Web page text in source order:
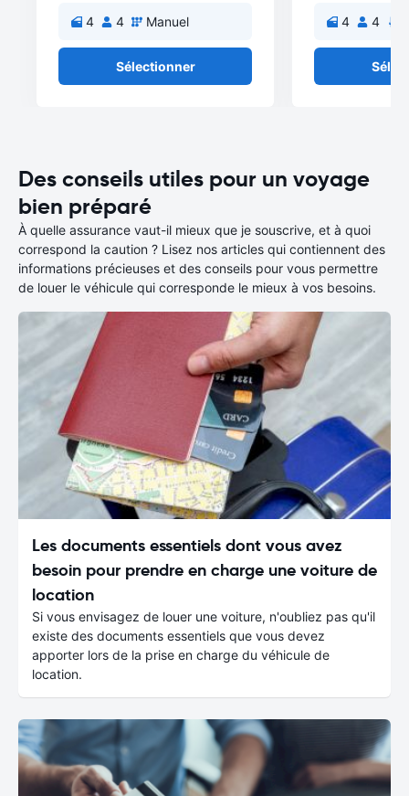
4 4 Manuel
Sélectionner
4 4
Des conseils utiles pour un voyage
bien préparé
À quelle assurance vaut-il mieux que je souscrive, et à quoi
correspond la caution ? Lisez nos articles qui contiennent des
informations précieuses et des conseils pour vous permettre
de louer le véhicule qui corresponde le mieux à vos besoins.
Les documents essentiels dont vous avez
besoin pour prendre en charge une voiture de
location
Si vous envisagez de louer une voiture, n'oubliez pas qu'il
existe des documents essentiels que vous devez
apporter lors de la prise en charge du véhicule de
location.